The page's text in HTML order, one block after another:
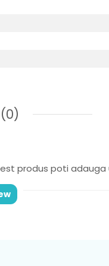
de viață.
selectată cu multă
Cu un design in continua
imbunatatire,incaltamintea
asigura ca cei mici
(0)
produs poti adauga